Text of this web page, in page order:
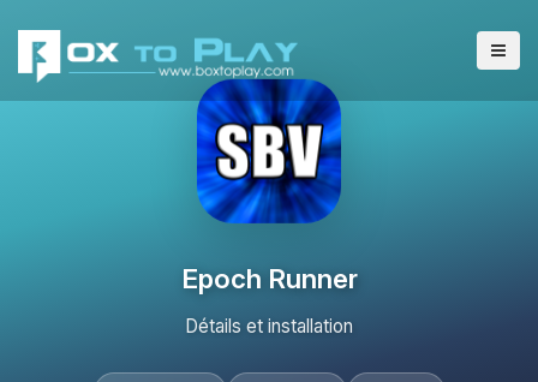
Epoch Runner
Détails et installation